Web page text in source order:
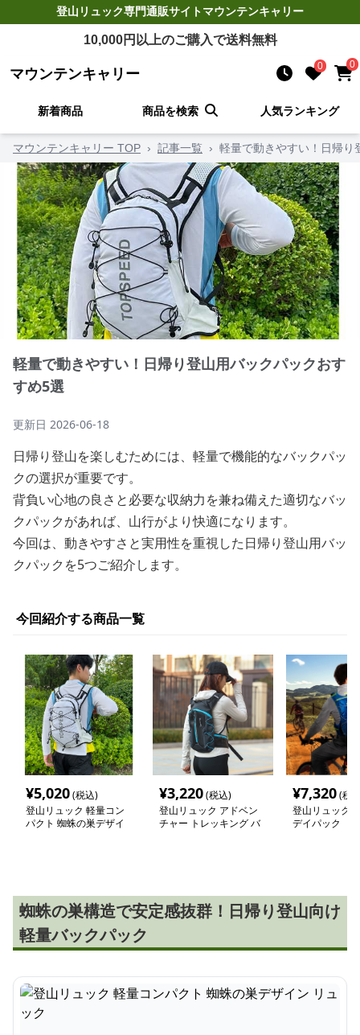
登山リュック専門通販サイトマウンテンキャリー
10,000円以上のご購入で送料無料
マウンテンキャリー 0 0
新着商品 商品を検索 人気ランキング
マウンテンキャリー TOP › 記事一覧 › 軽量で動きやすい！日帰り
軽量で動きやすい！日帰り登山用バックパックおす
すめ5選
更新日 2026-06-18
日帰り登山を楽しむためには、軽量で機能的なバックパッ
クの選択が重要です。
背負い心地の良さと必要な収納力を兼ね備えた適切なバッ
クパックがあれば、山行がより快適になります。
今回は、動きやすさと実用性を重視した日帰り登山用バッ
クパックを5つご紹介します。
今回紹介する商品一覧
¥5,020(税込)
登山リュック 軽量コン
パクト 蜘蛛の巣デザイ
¥3,220(税込)
登山リュック アドベン
チャー トレッキング バ
¥7,320(税
登山リュック
デイパック
蜘蛛の巣構造で安定感抜群！日帰り登山向け
軽量バックパック